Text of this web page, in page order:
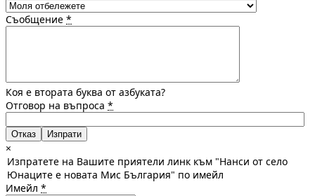
Съобщение *
Коя е втората буква от азбуката?
Отговор на въпроса *
Отказ
×
Изпратете на Вашите приятели линк към "Нанси от село
Юнаците е новата Мис България" по имейл
Имейл *